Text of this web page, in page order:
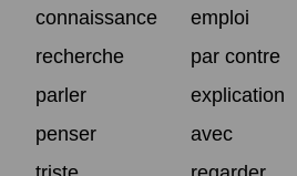
connaissance
emploi
recherche
par contre
parler
explication
penser
avec